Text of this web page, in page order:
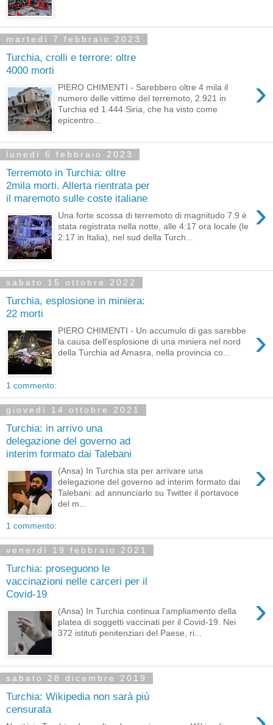
martedì 7 febbraio 2023
Turchia, crolli e terrore: oltre
4000 morti
›
PIERO CHIMENTI - Sarebbero oltre 4 mila il
numero delle vittime del terremoto, 2.921 in
Turchia ed 1.444 Siria, che ha visto come
epicentro...
lunedì 6 febbraio 2023
Terremoto in Turchia: oltre
2mila morti. Allerta rientrata per
il maremoto sulle coste italiane
›
Una forte scossa di terremoto di magnitudo 7.9 è
stata registrata nella notte, alle 4:17 ora locale (le
2:17 in Italia), nel sud della Turch...
sabato 15 ottobre 2022
Turchia, esplosione in miniera:
22 morti
›
PIERO CHIMENTI - Un accumulo di gas sarebbe
la causa dell'esplosione di una miniera nel nord
della Turchia ad Amasra, nella provincia co...
1 commento:
giovedì 14 ottobre 2021
Turchia: in arrivo una
delegazione del governo ad
interim formato dai Talebani
›
(Ansa) In Turchia sta per arrivare una
delegazione del governo ad interim formato dai
Talebani: ad annunciarlo su Twitter il portavoce
del m...
1 commento:
venerdì 19 febbraio 2021
Turchia: proseguono le
vaccinazioni nelle carceri per il
Covid-19
›
(Ansa) In Turchia continua l'ampliamento della
platea di soggetti vaccinati per il Covid-19. Nei
372 istituti penitenziari del Paese, ri...
sabato 28 dicembre 2019
Turchia: Wikipedia non sarà più
censurata